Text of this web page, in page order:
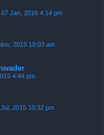
07 Jan, 2016 4:14 pm
2015 10:03 am
4:44 pm
Jul, 2015 10:32 pm